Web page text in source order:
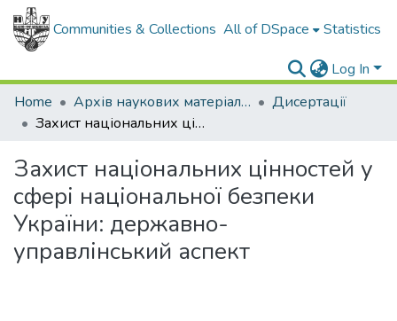
Communities & Collections All of DSpace Statistics
Log In
Home
Архів наукових матеріалів
Дисертації
Захист національних цінностей у сфері національної безпеки України: державно-управлінський аспект
Захист національних цінностей у
сфері національної безпеки
України: державно-
управлінський аспект